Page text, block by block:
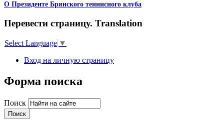
О Президенте Брянского теннисного клуба
Перевести страницу. Translation
Select Language ▼
Вход на личную страницу
Форма поиска
Поиск